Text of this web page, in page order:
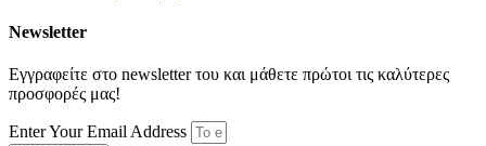
Newsletter
Εγγραφείτε στο newsletter του και μάθετε πρώτοι τις καλύτερες
προσφορές μας!
Enter Your Email Address